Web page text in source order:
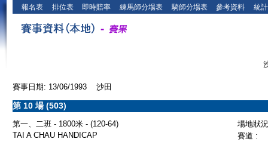
報名表 排位表 即時賠率 練馬師分場表 騎師分場表 參考資料 統
賽事日期: 13/06/1993 沙田
第 10 場 (503)
第一、二班 - 1800米 - (120-64)
場地狀
TAI A CHAU HANDICAP
賽道 :